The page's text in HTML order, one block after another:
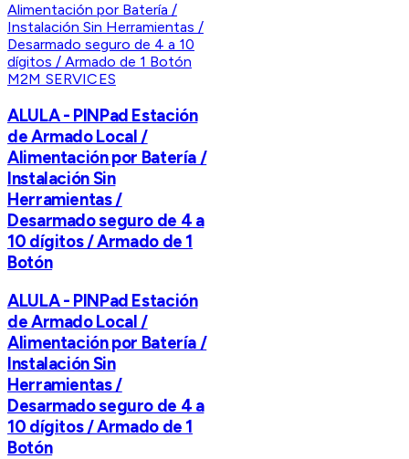
M2M SERVICES
ALULA - PINPad Estación
de Armado Local /
Alimentación por Batería /
Instalación Sin
Herramientas /
Desarmado seguro de 4 a
10 dígitos / Armado de 1
Botón
ALULA - PINPad Estación
de Armado Local /
Alimentación por Batería /
Instalación Sin
Herramientas /
Desarmado seguro de 4 a
10 dígitos / Armado de 1
Botón